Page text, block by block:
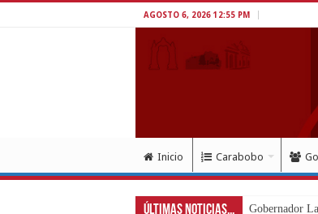
AGOSTO 6, 2026 12:55 PM
Inicio Carabobo
Últimas Noticias... Gobernador